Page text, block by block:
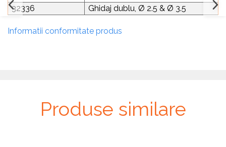
32336
Ghidaj dublu, Ø 2.5 & Ø 3.5
Informatii conformitate produs
Produse similare